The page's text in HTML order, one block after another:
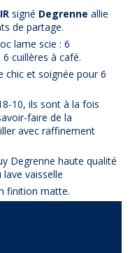
signé Degrenne allie
de partage.
lame scie : 6
cuillères à café.
chic et soignée pour 6
10, ils sont à la fois
faire de la
avec raffinement
Degrenne haute qualité
vaisselle
finition matte.